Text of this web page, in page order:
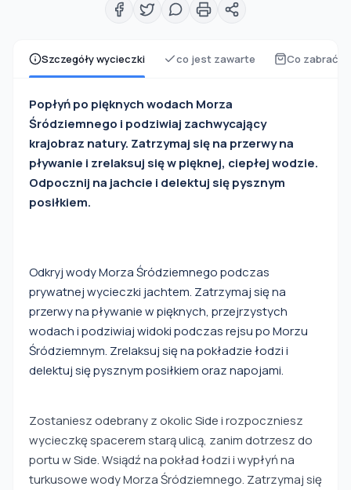
Szczegóły wycieczki co jest zawarte Co zabrać
Popłyń po pięknych wodach Morza
Śródziemnego i podziwiaj zachwycający
krajobraz natury. Zatrzymaj się na przerwy na
pływanie i zrelaksuj się w pięknej, ciepłej wodzie.
Odpocznij na jachcie i delektuj się pysznym
posiłkiem.
Odkryj wody Morza Śródziemnego podczas
prywatnej wycieczki jachtem. Zatrzymaj się na
przerwy na pływanie w pięknych, przejrzystych
wodach i podziwiaj widoki podczas rejsu po Morzu
Śródziemnym. Zrelaksuj się na pokładzie łodzi i
delektuj się pysznym posiłkiem oraz napojami.
Zostaniesz odebrany z okolic Side i rozpoczniesz
wycieczkę spacerem starą ulicą, zanim dotrzesz do
portu w Side. Wsiądź na pokład łodzi i wypłyń na
turkusowe wody Morza Śródziemnego. Zatrzymaj się